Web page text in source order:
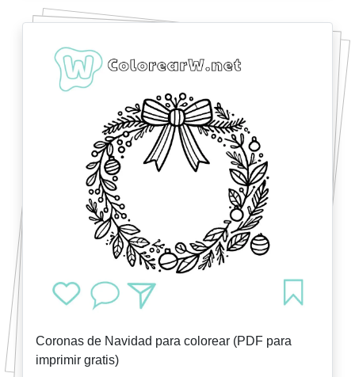
Coronas de Navidad para colorear (PDF para
imprimir gratis)